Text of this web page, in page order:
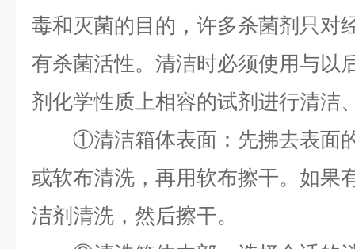
毒和灭菌的目的，许多杀菌剂只对
有杀菌活性。清洁时必须使用与以
剂化学性质上相容的试剂进行清洁
①清洁箱体表面：先拂去表面的
或软布清洗，再用软布擦干。如果
洁剂清洗，然后擦干。